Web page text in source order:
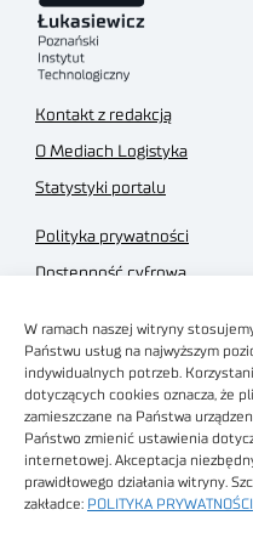
W ramach naszej witryny
Państwu usług na najwyższym
indywidualnych potrzeb.
dotyczących cookies oznacza, że
zamieszczane na Państwa
Państwo zmienić ustawienia
internetowej. Akceptacja
prawidłowego działania witryny.
zakładce: POLITYKA PRYWATNOŚCI
Kontakt z redakcją
O Mediach Logistyka
Statystyki portalu
Polityka prywatności
Dostępność cyfrowa
Regulamin sklepu
Obrazy stockowe
autorstwa